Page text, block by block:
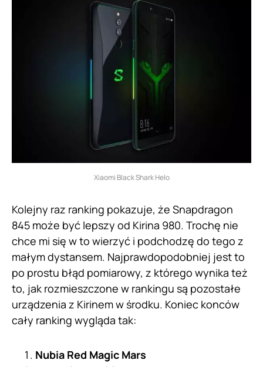
Xiaomi Black Shark Helo
Kolejny raz ranking pokazuje, że Snapdragon
845 może być lepszy od Kirina 980. Trochę nie
chce mi się w to wierzyć i podchodzę do tego z
małym dystansem. Najprawdopodobniej jest to
po prostu błąd pomiarowy, z którego wynika też
to, jak rozmieszczone w rankingu są pozostałe
urządzenia z Kirinem w środku. Koniec konców
cały ranking wygląda tak:
Nubia Red Magic Mars